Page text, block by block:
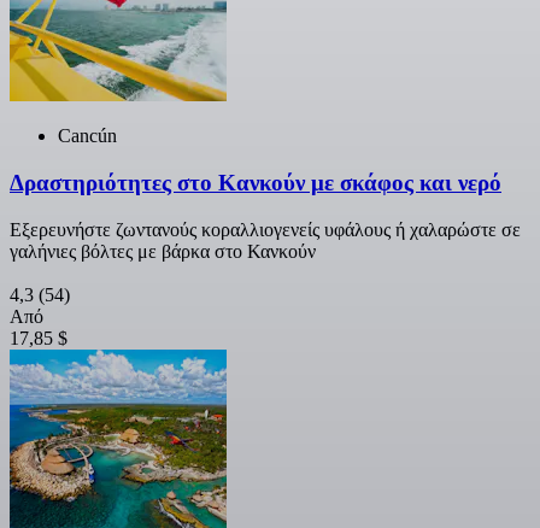
Cancún
Δραστηριότητες στο Κανκούν με σκάφος και νερό
Εξερευνήστε ζωντανούς κοραλλιογενείς υφάλους ή χαλαρώστε σε
γαλήνιες βόλτες με βάρκα στο Κανκούν
4,3 (54)
Από
17,85 $